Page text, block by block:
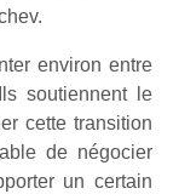
environ entre
soutiennent le
cette transition
de négocier
un certain